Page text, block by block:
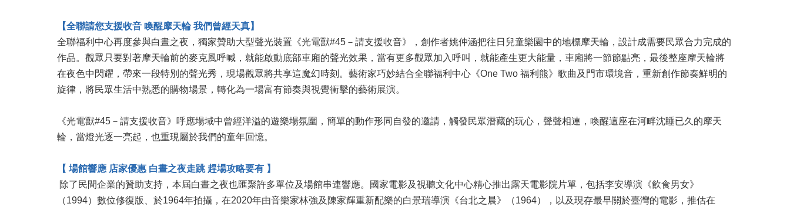
【全聯請您支援收音 喚醒摩天輪 我們曾經天真】
全聯福利中心再度參與白晝之夜，獨家贊助大型聲光裝置《光電獸#45－請支援收音》，創作者姚仲涵把往日兒童樂園中的地標摩天輪，設計成需要民眾合力完成的
作品。觀眾只要對著摩天輪前的麥克風呼喊，就能啟動底部車廂的聲光效果，當有更多觀眾加入呼叫，就能產生更大能量，車廂將一節節點亮，最後整座摩天輪將
在夜色中閃耀，帶來一段特別的聲光秀，現場觀眾將共享這魔幻時刻。藝術家巧妙結合全聯福利中心《One Two 福利熊》歌曲及門市環境音，重新創作節奏鮮明的
旋律，將民眾生活中熟悉的購物場景，轉化為一場富有節奏與視覺衝擊的藝術展演。
《光電獸#45－請支援收音》呼應場域中曾經洋溢的遊樂場氛圍，簡單的動作形同自發的邀請，觸發民眾潛藏的玩心，聲聲相連，喚醒這座在河畔沈睡已久的摩天
輪，當燈光逐一亮起，也重現屬於我們的童年回憶。
【 場館響應 店家優惠 白晝之夜走跳 趕場攻略要有 】
除了民間企業的贊助支持，本屆白晝之夜也匯聚許多單位及場館串連響應。國家電影及視聽文化中心精心推出露天電影院片單，包括李安導演《飲食男女》
（1994）數位修復版、於1964年拍攝，在2020年由音樂家林強及陳家輝重新配樂的白景瑞導演《台北之晨》（1964），以及現存最早關於臺灣的電影，推估在